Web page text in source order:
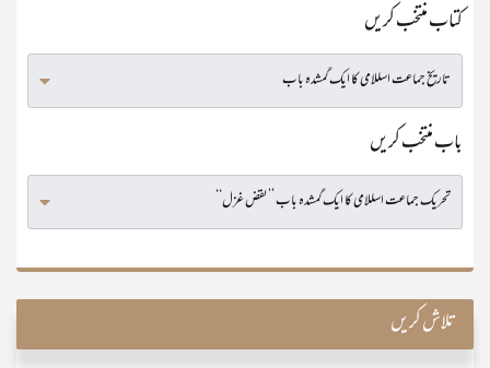
کتاب منتخب کریں
باب منتخب کریں
تلاش کریں